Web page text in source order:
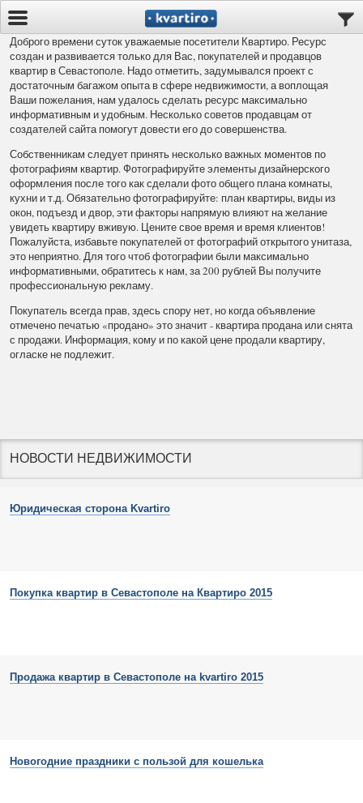
Доброго времени суток уважаемые посетители Квартиро. Ресурс
создан и развивается только для Вас, покупателей и продавцов
квартир в Севастополе. Надо отметить, задумывался проект с
достаточным багажом опыта в сфере недвижимости, а воплощая
Ваши пожелания, нам удалось сделать ресурс максимально
информативным и удобным. Несколько советов продавцам от
создателей сайта помогут довести его до совершенства.
Собственникам следует принять несколько важных моментов по
фотографиям квартир. Фотографируйте элементы дизайнерского
оформления после того как сделали фото общего плана комнаты,
кухни и т.д. Обязательно фотографируйте: план квартиры, виды из
окон, подъезд и двор, эти факторы напрямую влияют на желание
увидеть квартиру вживую. Цените свое время и время клиентов!
Пожалуйста, избавьте покупателей от фотографий открытого унитаза,
это неприятно. Для того чтоб фотографии были максимально
информативными, обратитесь к нам, за 200 рублей Вы получите
профессиональную рекламу.
Покупатель всегда прав, здесь спору нет, но когда объявление
отмечено печатью «продано» это значит - квартира продана или снята
с продажи. Информация, кому и по какой цене продали квартиру,
огласке не подлежит.
НОВОСТИ НЕДВИЖИМОСТИ
Юридическая сторона Kvartiro
Покупка квартир в Севастополе на Квартиро 2015
Продажа квартир в Севастополе на kvartiro 2015
Новогодние праздники с пользой для кошелька